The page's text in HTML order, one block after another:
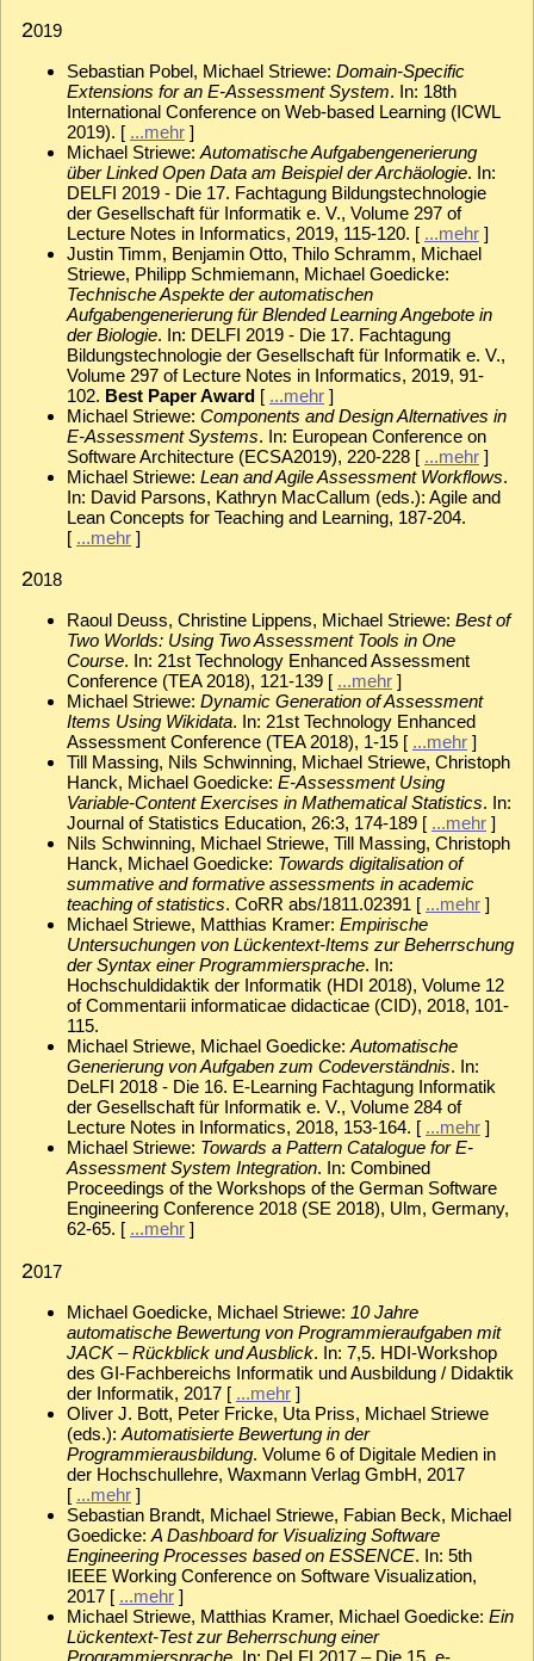
2019
Sebastian Pobel, Michael Striewe: Domain-Specific
Extensions for an E-Assessment System. In: 18th
International Conference on Web-based Learning (ICWL
2019). [ ...mehr ]
Michael Striewe: Automatische Aufgabengenerierung
über Linked Open Data am Beispiel der Archäologie. In:
DELFI 2019 - Die 17. Fachtagung Bildungstechnologie
der Gesellschaft für Informatik e. V., Volume 297 of
Lecture Notes in Informatics, 2019, 115-120. [ ...mehr ]
Justin Timm, Benjamin Otto, Thilo Schramm, Michael
Striewe, Philipp Schmiemann, Michael Goedicke:
Technische Aspekte der automatischen
Aufgabengenerierung für Blended Learning Angebote in
der Biologie. In: DELFI 2019 - Die 17. Fachtagung
Bildungstechnologie der Gesellschaft für Informatik e. V.,
Volume 297 of Lecture Notes in Informatics, 2019, 91-
102. Best Paper Award [ ...mehr ]
Michael Striewe: Components and Design Alternatives in
E-Assessment Systems. In: European Conference on
Software Architecture (ECSA2019), 220-228 [ ...mehr ]
Michael Striewe: Lean and Agile Assessment Workflows.
In: David Parsons, Kathryn MacCallum (eds.): Agile and
Lean Concepts for Teaching and Learning, 187-204.
[ ...mehr ]
2018
Raoul Deuss, Christine Lippens, Michael Striewe: Best of
Two Worlds: Using Two Assessment Tools in One
Course. In: 21st Technology Enhanced Assessment
Conference (TEA 2018), 121-139 [ ...mehr ]
Michael Striewe: Dynamic Generation of Assessment
Items Using Wikidata. In: 21st Technology Enhanced
Assessment Conference (TEA 2018), 1-15 [ ...mehr ]
Till Massing, Nils Schwinning, Michael Striewe, Christoph
Hanck, Michael Goedicke: E-Assessment Using
Variable-Content Exercises in Mathematical Statistics. In:
Journal of Statistics Education, 26:3, 174-189 [ ...mehr ]
Nils Schwinning, Michael Striewe, Till Massing, Christoph
Hanck, Michael Goedicke: Towards digitalisation of
summative and formative assessments in academic
teaching of statistics. CoRR abs/1811.02391 [ ...mehr ]
Michael Striewe, Matthias Kramer: Empirische
Untersuchungen von Lückentext-Items zur Beherrschung
der Syntax einer Programmiersprache. In:
Hochschuldidaktik der Informatik (HDI 2018), Volume 12
of Commentarii informaticae didacticae (CID), 2018, 101-
115.
Michael Striewe, Michael Goedicke:Automatische
Generierung von Aufgaben zum Codeverständnis. In:
DeLFI 2018 - Die 16. E-Learning Fachtagung Informatik
der Gesellschaft für Informatik e. V., Volume 284 of
Lecture Notes in Informatics, 2018, 153-164. [ ...mehr ]
Michael Striewe: Towards a Pattern Catalogue for E-
Assessment System Integration. In: Combined
Proceedings of the Workshops of the German Software
Engineering Conference 2018 (SE 2018), Ulm, Germany,
62-65. [ ...mehr ]
2017
Michael Goedicke, Michael Striewe: 10 Jahre
automatische Bewertung von Programmieraufgaben mit
JACK – Rückblick und Ausblick. In: 7,5. HDI-Workshop
des GI-Fachbereichs Informatik und Ausbildung / Didaktik
der Informatik, 2017 [ ...mehr ]
Oliver J. Bott, Peter Fricke, Uta Priss, Michael Striewe
(eds.): Automatisierte Bewertung in der
Programmierausbildung. Volume 6 of Digitale Medien in
der Hochschullehre, Waxmann Verlag GmbH, 2017
[ ...mehr ]
Sebastian Brandt, Michael Striewe, Fabian Beck, Michael
Goedicke: A Dashboard for Visualizing Software
Engineering Processes based on ESSENCE. In: 5th
IEEE Working Conference on Software Visualization,
2017 [ ...mehr ]
Michael Striewe, Matthias Kramer, Michael Goedicke: Ein
Lückentext-Test zur Beherrschung einer
Programmiersprache . In: DeLFI 2017 – Die 15. e-